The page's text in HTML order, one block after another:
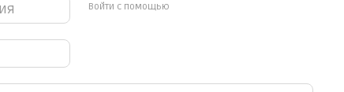
Войти с помощью